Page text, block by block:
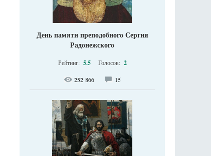
День памяти преподобного Сергия
Радонежского
Рейтинг: 5.5 Голосов: 2
252 866 15